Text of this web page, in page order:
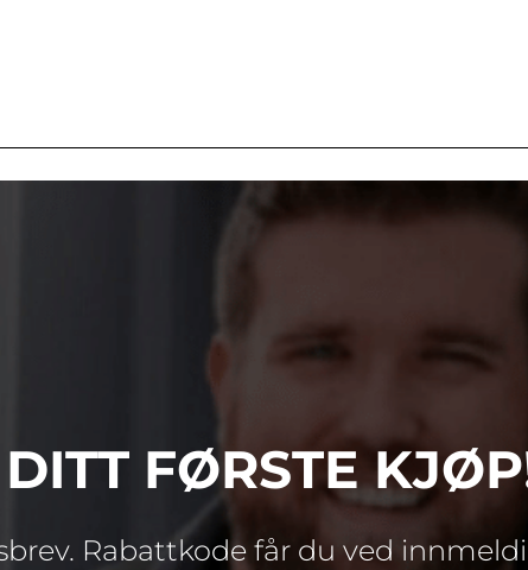
DITT FØRSTE
Rabattkode får du ved